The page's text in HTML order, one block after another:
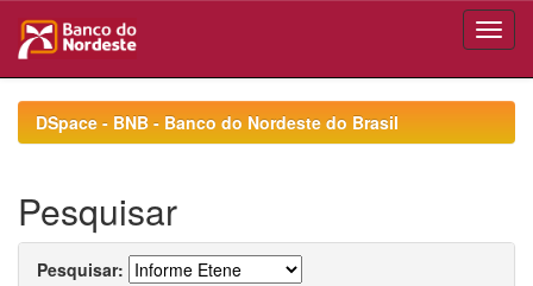
navigationDSpace - BNB - Banco do Nordeste do Brasil
Pesquisar
Pesquisar: